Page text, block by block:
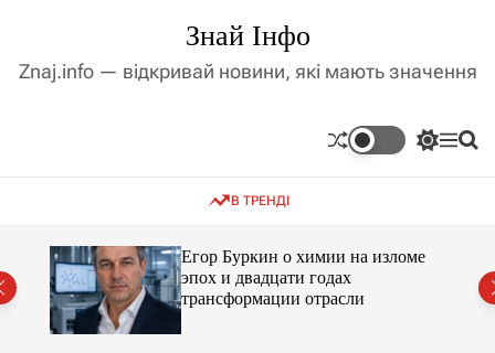
д
і
с
Знай Інфо
Znaj.info — відкривай новини, які мають значення
П
к
М П
В ТРЕНДІ
Егор Буркин о химии на изломе
эпох и двадцати годах
трансформации отрасли